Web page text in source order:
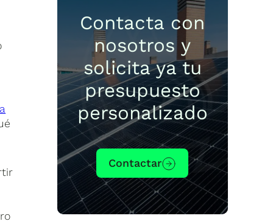
Contacta con
nosotros y
solicita ya tu
presupuesto
personalizado
Contactar